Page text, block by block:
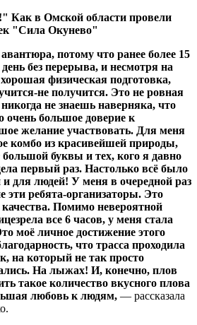
потому что ранее более 15
без перерыва, и несмотря на
физическая подготовка,
не получится. Это не ровная
не знаешь наверняка, что
большое доверие к
желание участвовать. Для меня
комбо из красивейшей природы,
буквы и тех, кого я давно
первый раз. Настолько всё было
для людей! У меня в очередной раз
ребята-организаторы. Это
качества. Помимо невероятной
все 6 часов, у меня стала
моё личное достижение этого
что трасса проходила
на который не так просто
На лыжах! И, конечно, плов
такое количество вкусного плова
любовь к людям, — рассказала